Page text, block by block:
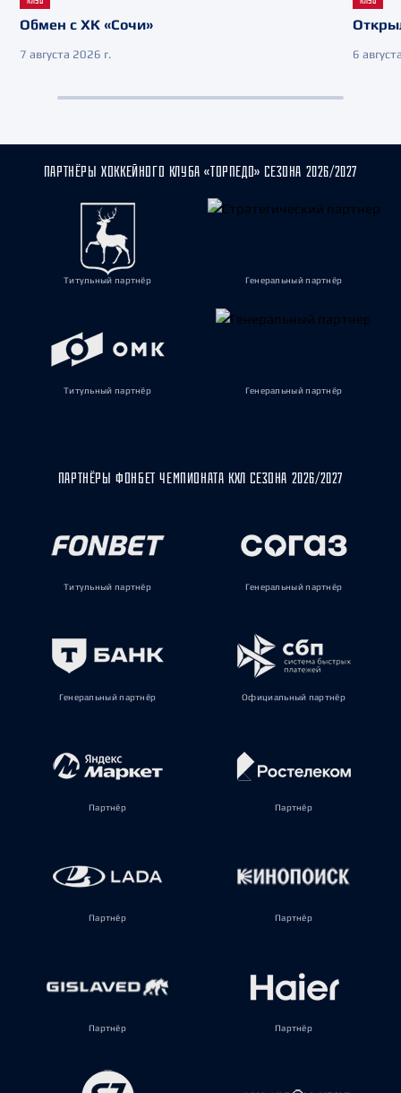
Обмен с ХК «Сочи»
7 августа 2026 г. 6
ПАРТНЁРЫ ХОККЕЙНОГО КЛУБА «ТОРПЕДО» СЕЗОНА 2026/2027
Титульный партнёр Генеральный партнёр
Титульный партнёр Генеральный партнёр
ПАРТНЁРЫ ФОНБЕТ ЧЕМПИОНАТА КХЛ СЕЗОНА 2026/2027
Титульный партнёр Генеральный партнёр
Генеральный партнёр Официальный партнёр
Партнёр Партнёр
Партнёр Партнёр
Партнёр Партнёр